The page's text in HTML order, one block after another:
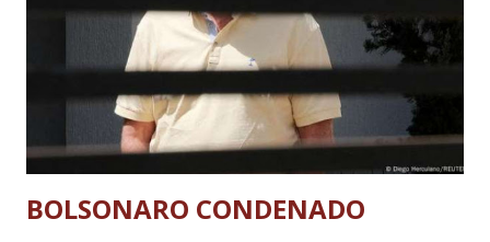
BOLSONARO CONDENADO